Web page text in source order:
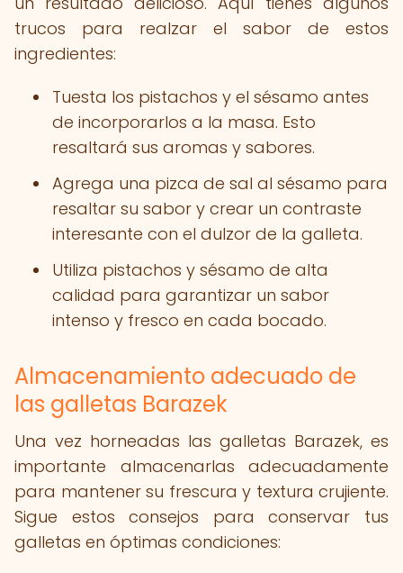
trucos para realzar el sabor de estos
ingredientes:
Tuesta los pistachos y el sésamo antes
de incorporarlos a la masa. Esto
resaltará sus aromas y sabores.
Agrega una pizca de sal al sésamo para
resaltar su sabor y crear un contraste
interesante con el dulzor de la galleta.
Utiliza pistachos y sésamo de alta
calidad para garantizar un sabor
intenso y fresco en cada bocado.
Almacenamiento adecuado de
las galletas Barazek
Una vez horneadas las galletas Barazek, es
importante almacenarlas adecuadamente
para mantener su frescura y textura crujiente.
Sigue estos consejos para conservar tus
galletas en óptimas condiciones: